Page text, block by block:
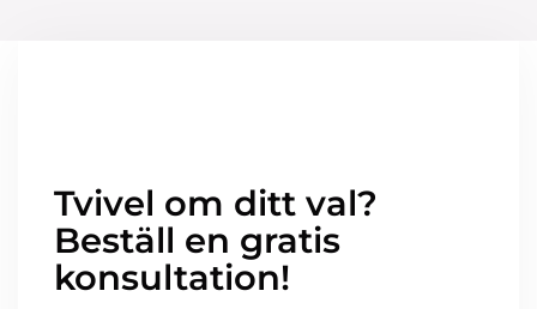
Tvivel om ditt val?
Beställ en gratis
konsultation!